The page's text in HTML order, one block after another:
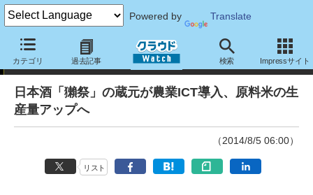
Powered by Translate
カテゴリ 過去記事 検索 Impressサイト
ニュース
日本酒「獺祭」の蔵元が農業ICT導入、原料米の生
産量アップへ
（2014/8/5 06:00）
リスト